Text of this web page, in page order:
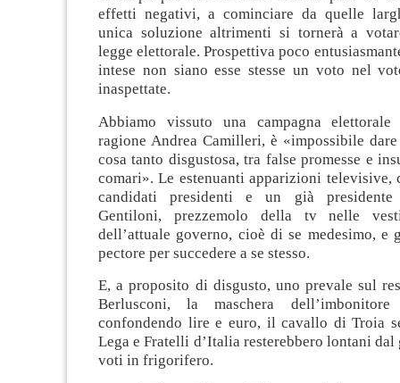
effetti negativi, a cominciare da quelle
unica soluzione altrimenti si tornerà a
legge elettorale. Prospettiva poco
intese non siano esse stesse un voto nel
inaspettate.
Abbiamo vissuto una campagna
ragione Andrea Camilleri, è «impossibile
cosa tanto disgustosa, tra false promesse e
comari». Le estenuanti apparizioni televisive,
candidati presidenti e un già
Gentiloni, prezzemolo della tv nelle
dell’attuale governo, cioè di se medesimo, e
pectore per succedere a se stesso.
E, a proposito di disgusto, uno prevale sul
Berlusconi, la maschera
confondendo lire e euro, il cavallo di Troia
Lega e Fratelli d’Italia resterebbero lontani
voti in frigorifero.